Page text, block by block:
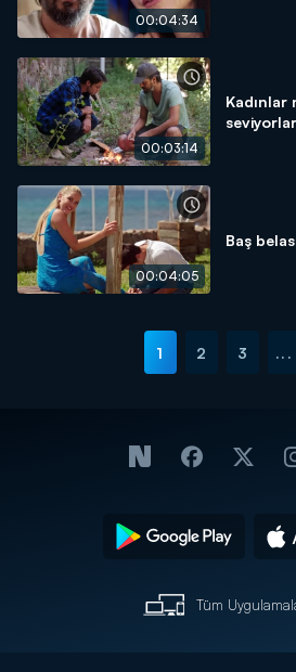
00:04:34
00:03:14
Kadınlar
00:04:05
Baş
1 2 3 ...
Tüm